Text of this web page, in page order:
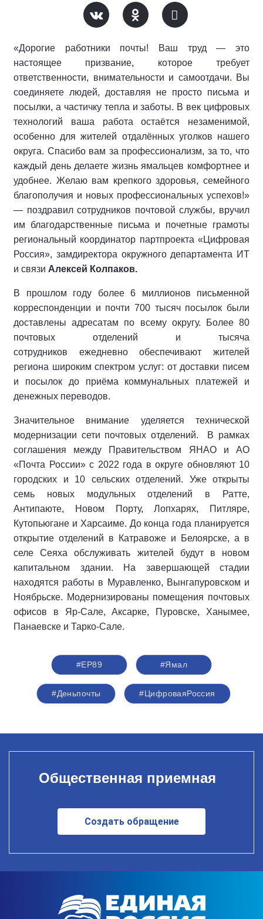
«Дорогие работники почты! Ваш труд — это
настоящее призвание, которое требует
ответственности, внимательности и самоотдачи. Вы
соединяете людей, доставляя не просто письма и
посылки, а частичку тепла и заботы. В век цифровых
технологий ваша работа остаётся незаменимой,
особенно для жителей отдалённых уголков нашего
округа. Спасибо вам за профессионализм, за то, что
каждый день делаете жизнь ямальцев комфортнее и
удобнее. Желаю вам крепкого здоровья, семейного
благополучия и новых профессиональных успехов!»
— поздравил сотрудников почтовой службы, вручил
им благодарственные письма и почетные грамоты
региональный координатор партпроекта «Цифровая
Россия», замдиректора окружного департамента ИТ
и связи Алексей Колпаков.
В прошлом году более 6 миллионов письменной
корреспонденции и почти 700 тысяч посылок были
доставлены адресатам по всему округу. Более 80
почтовых отделений и тысяча
сотрудников ежедневно обеспечивают жителей
региона широким спектром услуг: от доставки писем
и посылок до приёма коммунальных платежей и
денежных переводов.
Значительное внимание уделяется технической
модернизации сети почтовых отделений. В рамках
соглашения между Правительством ЯНАО и АО
«Почта России» с 2022 года в округе обновляют 10
городских и 10 сельских отделений. Уже открыты
семь новых модульных отделений в Ратте,
Антипаюте, Новом Порту, Лопхарях, Питляре,
Кутопьюгане и Харсаиме. До конца года планируется
открытие отделений в Катравоже и Белоярске, а в
селе Сеяха обслуживать жителей будут в новом
капитальном здании. На завершающей стадии
находятся работы в Муравленко, Вынгапуровском и
Ноябрьске. Модернизированы помещения почтовых
офисов в Яр-Сале, Аксарке, Пуровске, Ханымее,
Панаевске и Тарко-Сале.
#ЕР89 #Ямал
#Деньпочты #ЦифроваяРоссия
Общественная приемная
Создать обращение